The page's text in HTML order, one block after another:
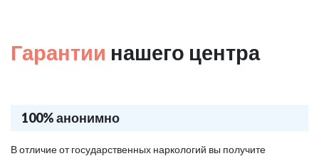
Гарантии нашего центра
100% анонимно
В отличие от государственных наркологий вы получите